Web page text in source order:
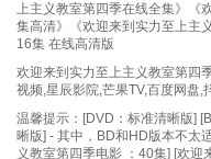
上主义教室第四季在线全集》《
集高清》《欢迎来到实力至上主
16集 在线高清版
欢迎来到实力至上主义教室第四
视频,星辰影院,芒果TV,百度网盘,
温馨提示：[DVD：标准清晰版]
晰版] - 其中，BD和HD版本不太
义教室第四季电影 ：40集] [欢